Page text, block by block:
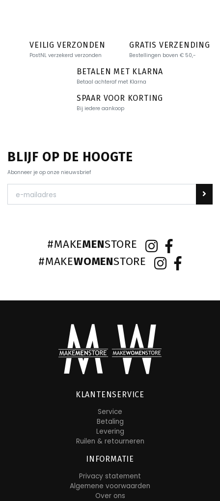
VEILIG VERZONDEN
PostNL verzekerd verzonden
GRATIS VERZENDING
Bestellingen boven € 50,-
BETALEN MET KLARNA
Betaal achteraf met Klarna
SPAAR VOOR KORTING
Bij iedere aankoop
BLIJF OP DE HOOGTE
Abonneer je op onze nieuwsbrief
#MAKEMENSTORE
#MAKEWOMENSTORE
KLANTENSERVICE
Service
Betaling
Levering
Ruilen & retourneren
INFORMATIE
Privacy statement
Algemene voorwaarden
Over ons